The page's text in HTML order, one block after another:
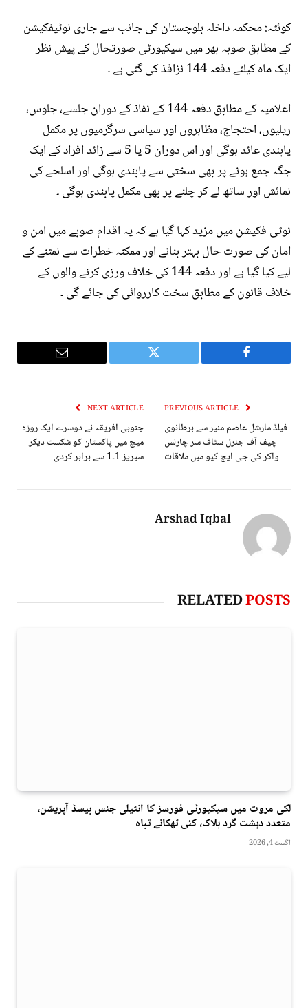
کوئٹہ: محکمہ داخلہ بلوچستان کی جانب سے جاری نوٹیفکیشن
کے مطابق صوبہ بھر میں سیکیورٹی صورتحال کے پیش نظر
ایک ماہ کیلئے دفعہ 144 نزافذ کی گئی ہے ۔
اعلامیہ کے مطابق دفعہ 144 کے نفاذ کے دوران جلسے، جلوس،
ریلیوں، احتجاج، مظاہروں اور سیاسی سرگرمیوں پر مکمل
پابندی عائد ہوگی اور اس دوران 5 یا 5 سے زائد افراد کے ایک
جگہ جمع ہونے پر بھی سختی سے پابندی ہوگی اور اسلحے کی
نمائش اور ساتھ لے کر چلنے پر بھی مکمل پابندی ہوگی ۔
نوٹی فکیشن میں مزید کہا گیا ہے کہ یہ اقدام صوبے میں امن و
امان کی صورت حال بہتر بنانے اور ممکنہ خطرات سے نمٹنے کے
لیے کیا گیا ہے اور دفعہ 144 کی خلاف ورزی کرنے والوں کے
خلاف قانون کے مطابق سخت کارروائی کی جائے گی ۔
Facebook
Twitter
Email
فیلڈ مارشل عاصم منیر سے برطانوی
چیف آف جنرل سٹاف سر چارلس
واکر کی جی ایچ کیو میں ملاقات
NEXT ARTICLE
جنوبی افریقہ نے دوسرے ایک روزہ
میچ میں پاکستان کو شکست دیکر
سیریز 1۔1 سے برابر کردی
Arshad Iqbal
RELATEDPOSTS
لکی مروت میں سیکیورٹی فورسز کا انٹیلی جنس بیسڈ آپریشن،
متعدد دہشت گرد ہلاک، کئی ٹھکانے تباہ
اگست 4, 2026